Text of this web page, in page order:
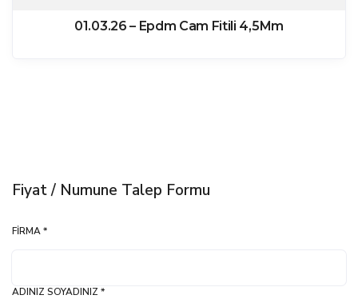
01.03.26 – Epdm Cam Fitili 4,5Mm
Fiyat / Numune Talep Formu
FIRMA *
ADINIZ SOYADINIZ *